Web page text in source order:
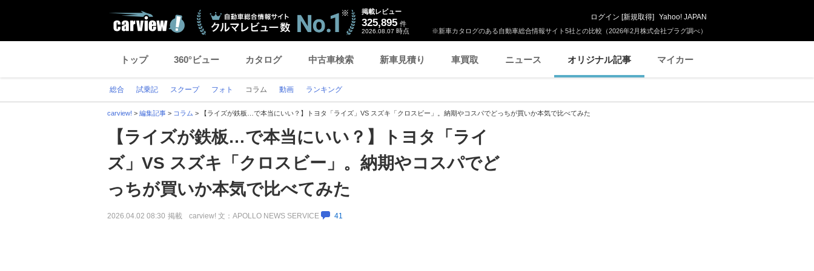
※新車カタログのある自動車総合情報サイト5社との比較（2026年2月株式会社プラグ調べ）
掲載レビュー
325,895 件
2026.08.07 時点
ログイン [新規取得] Yahoo! JAPAN
トップ 360°ビュー カタログ 中古車検索 新車見積り 車買取 ニュース オリジナル記事 マイカー
総合 試乗記 スクープ フォト コラム 動画 ランキング
carview! > 編集記事 > コラム > 【ライズが鉄板…で本当にいい？】トヨタ「ライズ」VS スズキ「クロスビー」。納期やコスパでどっちが買いか本気で比べてみた
【ライズが鉄板…で本当にいい？】トヨタ「ライ
ズ」VS スズキ「クロスビー」。納期やコスパでど
っちが買いか本気で比べてみた
2026.04.02 08:30 掲載 carview! 文：APOLLO NEWS SERVICE 41